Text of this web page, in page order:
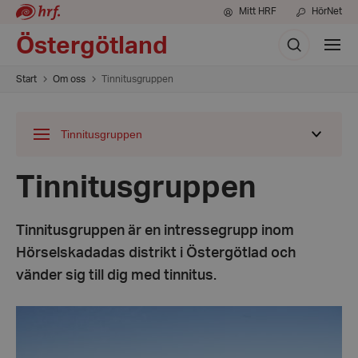
Mitt HRF HörNet
Östergötland Sök
Visa
meny
Start Om oss Tinnitusgruppen
Tinnitusgruppen
Tinnitusgruppen är en intressegrupp inom
Hörselskadadas distrikt i Östergötlad och
vänder sig till dig med tinnitus.
Visa
Tinnitusgruppen